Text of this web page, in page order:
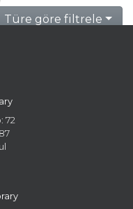
Türe göre filtrele
72